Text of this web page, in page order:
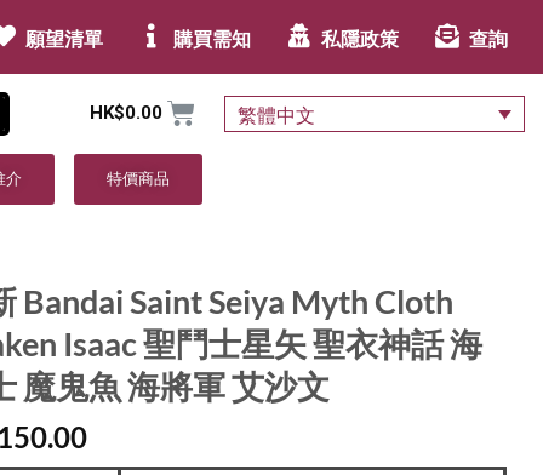
願望清單 購買需知 私隱政策 查詢
HK$0.00 繁體中文
介 特價商品
Bandai Saint Seiya Myth Cloth
Isaac 聖鬥士星矢 聖衣神話 海
魔鬼魚 海將軍 艾沙文